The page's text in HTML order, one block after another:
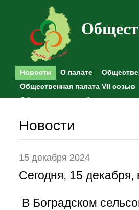
Новости О палате
Общественная палата VII созыв
Общественные наблюдения
Новости
15 декабря 2024
Сегодня, 15
В Боградском